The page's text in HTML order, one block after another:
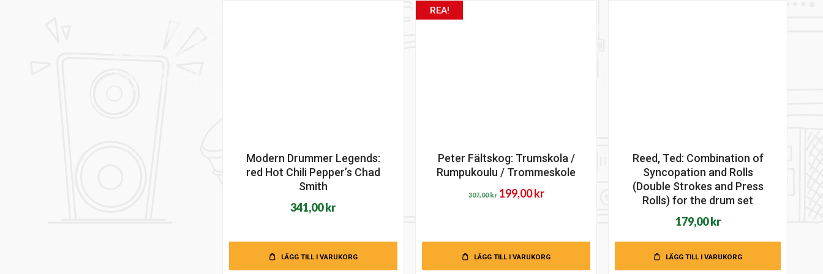
Modern Drummer Legends:
red Hot Chili Pepper’s Chad
Smith
341,00kr
LÄGG TILL I VARUKORG
REA!
Peter Fältskog: Trumskola /
Rumpukoulu / Trommeskole
307,00kr Det
var:
307,00 kr.
199,00krDet
är:
199,00 kr.
LÄGG TILL I VARUKORG
Reed, Ted: Combination of
Syncopation and Rolls
(Double Strokes and Press
Rolls) for the drum set
179,00kr
LÄGG TILL I VARUKORG